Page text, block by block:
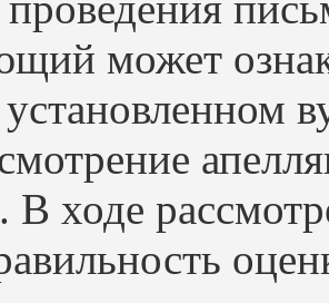
может
В ходе